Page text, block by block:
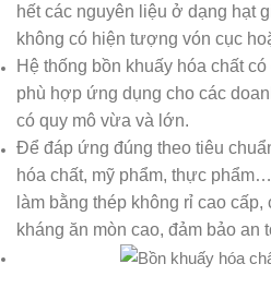
hết các nguyên liệu ở dạng hạt
không có hiện tượng vón cục
Hệ thống bồn khuấy hóa chất
phù hợp ứng dụng cho các
có quy mô vừa và lớn.
Để đáp ứng đúng theo tiêu
hóa chất, mỹ phẩm, thực
làm bằng thép không rỉ cao
kháng ăn mòn cao, đảm bảo an